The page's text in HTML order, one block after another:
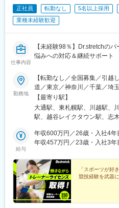
駅、京王八王子駅、姫路駅、
前駅、岩本町駅、皆実町六丁
島園駅(都営線)、大和川駅、
下駅、東池袋駅、新富町駅(東
目駅、神谷町駅、新宿駅、大
県)、高島町駅、馬車道駅、大
(兵庫県・阪神線)、櫛田神社
(阪急・神戸高速)、三宮駅(神
駅、胡町駅、西川緑道公園駅
橋駅、豊島園駅(西武線)、高須
阪阿部野橋駅、東梅田駅、な
斎橋駅、北花田駅、大阪梅田
駅、森ノ宮駅、都島駅、摂津
大前駅、御影駅(兵庫県・阪神
拝山駅、小倉駅(福岡県)、鴨
駅、和泉中央駅、自由が丘駅
駅、三軒茶屋駅、中目黒駅、
駅、千歳烏山駅、旧居留地・
前駅、神戸駅(兵庫県)、加古
駅、山陽姫路駅、月島駅、立
丁目駅、後楽園駅、ひばりケ
仙川駅、上大岡駅、練馬駅、
司ケ谷駅、神泉駅、住吉駅(東
都)、曙橋駅、鮫洲駅、府中競
田駅、新御茶ノ水駅、越中島
木一丁目駅、乃木坂駅、井の
越前駅、新高円寺駅、落合駅(
広小路駅、二子新地駅、大森
正社員 転勤なし 5名以上採用
業種未経験歓迎
仕事内容
【未経験98％】Dr.stretchの
悩みへの対応＆継続サポート
勤務地
【転勤なし／全国募集／引越
道／東京／神奈川／千葉／埼
／岐阜／福岡／広島／岡山＜
埼玉、大阪など◎勤務地の希
当（上限35万円まで）※規定
由が丘・幡ヶ谷 ・下高井戸・
沢・千歳烏山・恵比寿・BINO
口・ひばりが丘パルコ・仙川
吉・上大岡京急└千葉：イオ
トアロード・三宮・デュオこ
姫路・イオンモール神戸北└
山：イオンモール岡山・倉敷
【最寄り駅】
大通駅、東札幌駅、川越駅、
駅、越谷レイクタウン駅、志
駅、荻窪駅、高田馬場駅、吉
駅、亀戸駅、東京駅、新宿駅(
布十番駅、飯田橋駅、蒲田駅
ニスの森駅、神田駅(東京都)
駅、新宿西口駅、日本橋駅(東
駅、東中野駅、虎ノ門ヒルズ
園前駅、五反田駅、二子玉川
給与
年収600万円／26歳・入社4年
年収457万円／23歳・入社3年
「スポーツが好
競技経験を武器